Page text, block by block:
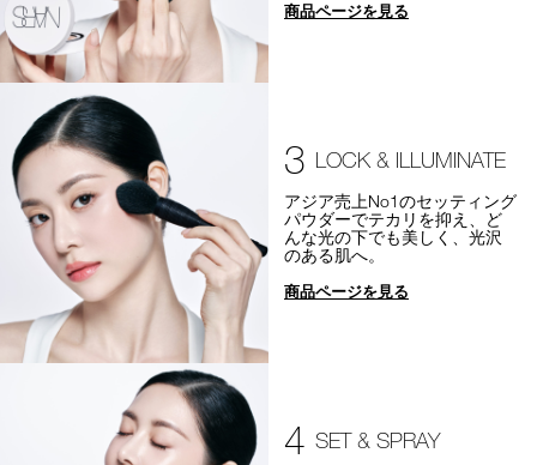
商品ページを見る
3 LOCK & ILLUMINATE
アジア売上No1のセッティング
パウダーでテカリを抑え、ど
んな光の下でも美しく、光沢
のある肌へ。
商品ページを見る
4 SET & SPRAY